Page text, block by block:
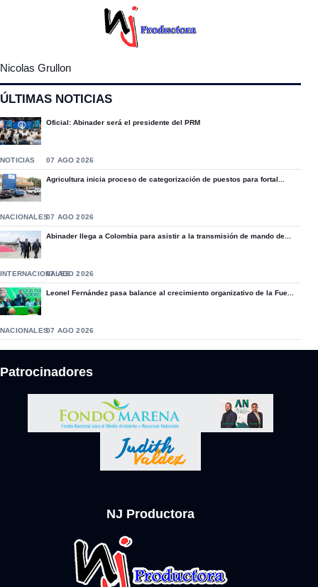
Nicolas Grullon
ÚLTIMAS NOTICIAS
Oficial: Abinader será el presidente del PRM
NOTICIAS 07 AGO 2026
Agricultura inicia proceso de categorización de puestos para fortal...
NACIONALES07 AGO 2026
Abinader llega a Colombia para asistir a la transmisión de mando de...
INTERNACIONALES07 AGO 2026
Leonel Fernández pasa balance al crecimiento organizativo de la Fue...
NACIONALES07 AGO 2026
Patrocinadores
NJ Productora